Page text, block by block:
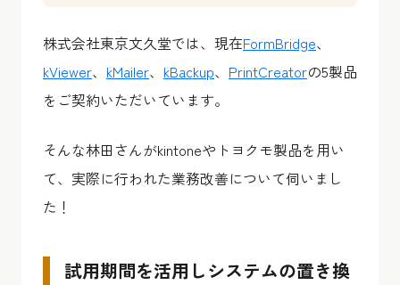
株式会社東京文久堂では、現在FormBridge、
kViewer、 kMailer、 kBackup、 PrintCreatorの5製品
をご契約いただいています。
そんな林田さんがkintoneやトヨクモ製品を用い
て、実際に行われた業務改善について伺いまし
た！
試用期間を活用しシステムの置き換